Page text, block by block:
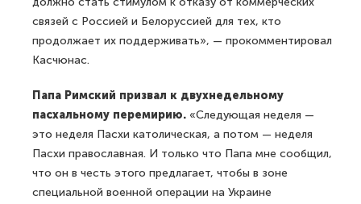
связей с Россией и Белоруссией для тех, кто
продолжает их поддерживать», — прокомментировал
Касчюнас.
Папа Римский призвал к двухнедельному
пасхальному перемирию. «Следующая неделя —
это неделя Пасхи католическая, а потом — неделя
Пасхи православная. И только что Папа мне сообщил,
что он в честь этого предлагает, чтобы в зоне
специальной военной операции на Украине